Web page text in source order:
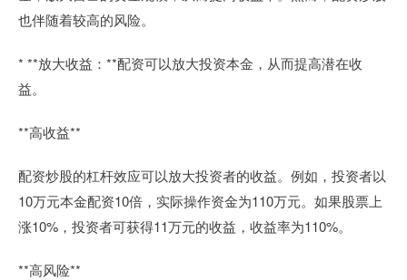
也伴随着较高的风险。
* **放大收益：**配资可以放大投资本金，从而提高潜在收
益。
**高收益**
配资炒股的杠杆效应可以放大投资者的收益。例如，投资者以
10万元本金配资10倍，实际操作资金为110万元。如果股票上
涨10%，投资者可获得11万元的收益，收益率为110%。
**高风险**